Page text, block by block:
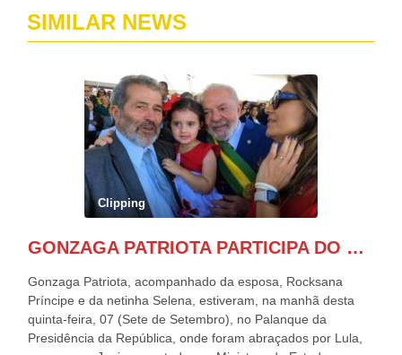
SIMILAR NEWS
Clipping
GONZAGA PATRIOTA PARTICIPA DO DESFILE DA INDEPENDÊNCIA NO PALANQUE DA PRESIDÊNCIA DA REPÚBLICA E É ABRAÇADO POR LULA E POR GERALDO ALCKMIN.
Gonzaga Patriota, acompanhado da esposa, Rocksana
Príncipe e da netinha Selena, estiveram, na manhã desta
quinta-feira, 07 (Sete de Setembro), no Palanque da
Presidência da República, onde foram abraçados por Lula,